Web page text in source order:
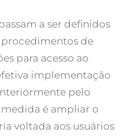
a ser definidos
de
para acesso ao
implementação
pelo
é ampliar o
voltada aos usuários